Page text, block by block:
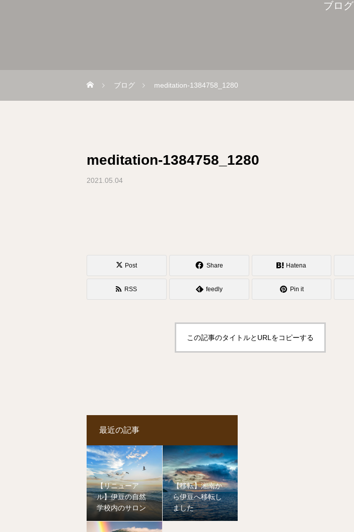
ブログ
ブログ meditation-1384758_1280
meditation-1384758_1280
2021.05.04
Post Share Hatena
RSS feedly Pin it
この記事のタイトルとURLをコピーする
最近の記事
【リニューア
ル】伊豆の自然
学校内のサロン
【移転】湘南か
ら伊豆へ移転し
ました